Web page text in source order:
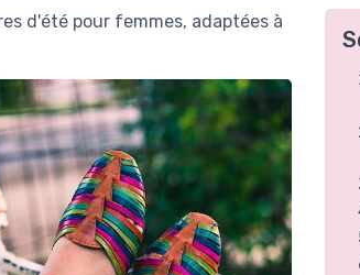
d'été pour femmes, adaptées à